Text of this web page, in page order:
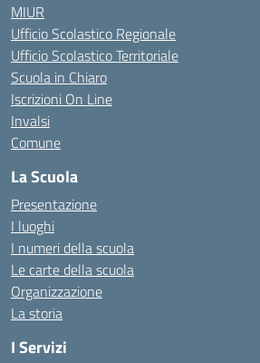
MIUR
Ufficio Scolastico Regionale
Ufficio Scolastico Territoriale
Scuola in Chiaro
Iscrizioni On Line
Invalsi
Comune
La Scuola
Presentazione
I luoghi
I numeri della scuola
Le carte della scuola
Organizzazione
La storia
I Servizi